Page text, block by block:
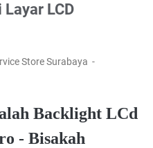
LCD
Store Surabaya
Backlight LCd
- Bisakah